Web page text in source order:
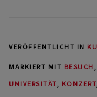
VERÖFFENTLICHT IN
MARKIERT MIT BESUCH ,
UNIVERSITÄT, KONZERT